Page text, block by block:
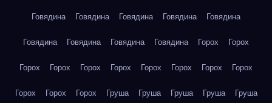
Говядина Говядина Говядина Говядина Говядина
Говядина Говядина Говядина Говядина Горох Горох
Горох Горох Горох Горох Горох Горох Горох Горох
Горох Горох Горох Груша Груша Груша Груша Груша